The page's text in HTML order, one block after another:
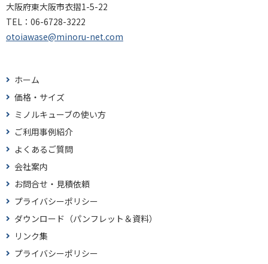
大阪府東大阪市衣摺1-5-22
TEL： 06-6728-3222
otoiawase@minoru-net.com
ホーム
価格・サイズ
ミノルキューブの使い方
ご利用事例紹介
よくあるご質問
会社案内
お問合せ・見積依頼
プライバシーポリシー
ダウンロード（パンフレット＆資料）
リンク集
プライバシーポリシー